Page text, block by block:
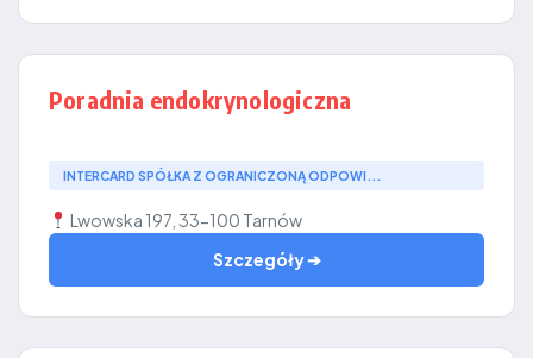
Poradnia endokrynologiczna
INTERCARD SPÓŁKA Z OGRANICZONĄ ODPOWI...
Lwowska 197, 33-100 Tarnów
Szczegóły ➔